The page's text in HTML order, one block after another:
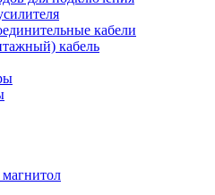
кабели
кабель